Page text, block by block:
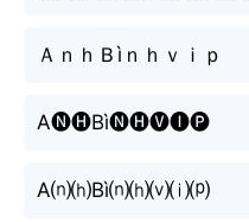
ＡｎｈＢìｎｈｖｉｐ
A🅝🅗Bì🅝🅗🅥🅘🅟
A⒩⒣Bì⒩⒣⒱⒤⒫